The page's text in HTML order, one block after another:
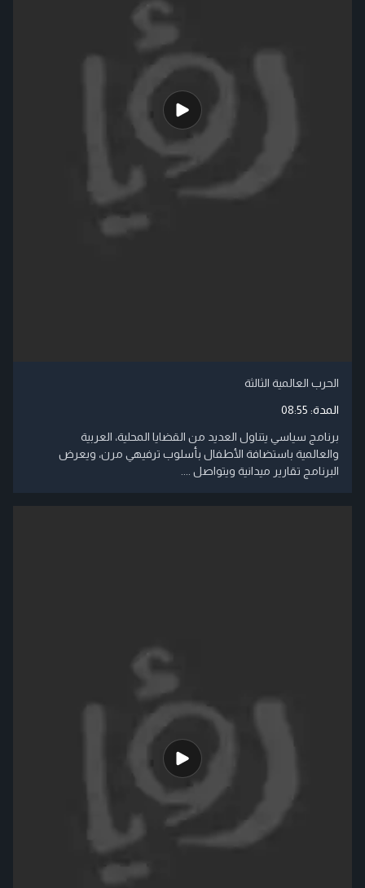
الحرب العالمية الثالثة
المدة: 08:55
برنامج سياسي يتناول العديد من القضايا المحلية، العربية
والعالمية باستضافة الأطفال بأسلوب ترفيهي مرن، ويعرض
البرنامج تقارير ميدانية ويتواصل ....